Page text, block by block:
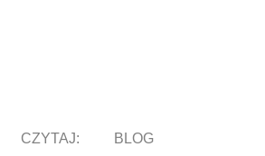
CZYTAJ:
BLOG